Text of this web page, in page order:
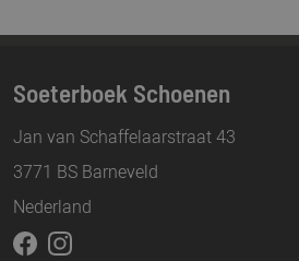
Soeterboek Schoenen
Jan van Schaffelaarstraat 43
3771 BS Barneveld
Nederland